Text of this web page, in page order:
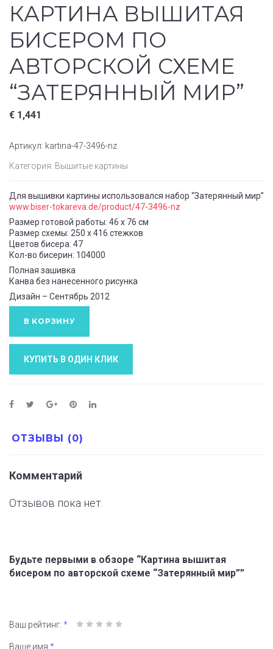
КАРТИНА ВЫШИТАЯ
БИСЕРОМ ПО
АВТОРСКОЙ СХЕМЕ
“ЗАТЕРЯННЫЙ МИР”
€ 1,441
Артикул: kartina-47-3496-nz
Категория: Вышитые картины
Для вышивки картины использовался набор “Затерянный мир”
www.biser-tokareva.de/product/47-3496-nz
Размер готовой работы: 46 x 76 см
Размер схемы: 250 x 416 стежков
Цветов бисера: 47
Кол-во бисерин: 104000
Полная зашивка
Канва без нанесенного рисунка
Дизайн – Сентябрь 2012
В КОРЗИНУ
КУПИТЬ В ОДИН КЛИК
ОТЗЫВЫ (0)
Комментарий
Отзывов пока нет.
Будьте первыми в обзоре “Картина вышитая
бисером по авторской схеме “Затерянный мир””
Ваш рейтинг: *
Ваше имя *